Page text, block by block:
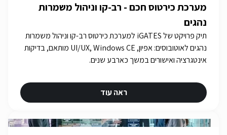
מערכת כירטוס חכם - רב-קו וניהול משמרות
נהגים
תיק פרויקט של iGATES למערכת כירטוס רב-קו וניהול משמרות
נהגים לאוטובוסים: אפיון, UI/UX, Windows CE מותאם, בדיקות
אינטגרציה ואישורים במשך כארבע שנים.
ראה עוד